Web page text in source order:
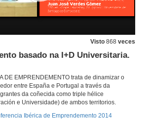
Visto 868 veces
basado na I+D Universitaria.
DE EMPRENDEMENTO trata de dinamizar o
entre España e Portugal a través da
da coñecida como triple hélice
e Universidade) de ambos territorios.
Ibérica de Emprendemento 2014
24 de out. de 2014
On the work values of Entrepreneurs and Non-Entrepreneurs: a European Longitudinal Study
24 de out. de 2014